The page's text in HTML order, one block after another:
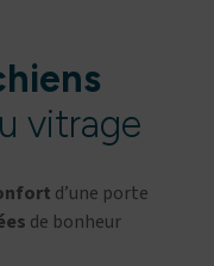
vitrage
d’une porte
de bonheur